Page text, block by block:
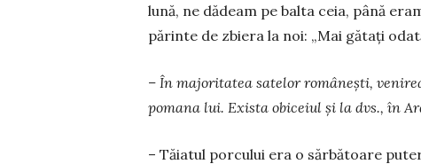
lu­nă, ne dă­deam pe balta ceia, până
părinte de zbiera la noi: „Mai gătați
– În majoritatea satelor româ­nești,
pomana lui. Exista obiceiul și la dvs., în
– Tăiatul porcului era o sărbătoare